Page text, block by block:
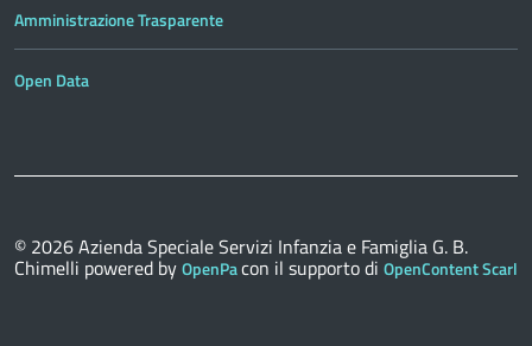
Amministrazione Trasparente
Open Data
© 2026Azienda Speciale Servizi Infanzia e Famiglia G. B.
Chimelli powered byOpenPacon il supporto di OpenContent Scarl